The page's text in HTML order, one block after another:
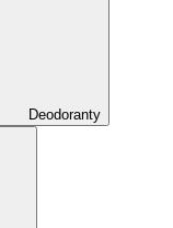
Deodoranty